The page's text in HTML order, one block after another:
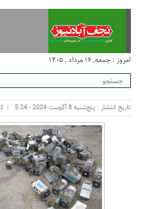
امروز : جمعه, ۱۶ مرداد , ۱۴۰۵
تاریخ انتشار : پنج‌شنبه 8 آگوست 2024 - 5:24